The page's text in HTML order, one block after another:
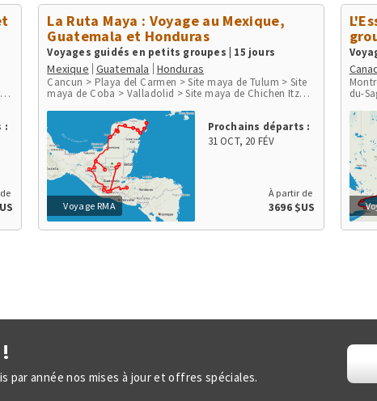
:
La Ruta Maya : Voyage au Mexique,
Guatemala et Honduras
Voyages guidés en petits groupes | 15 jours
Mexique Guatemala Honduras
Cancun > Playa del Carmen > Site maya de Tulum > Site
maya de Coba > Valladolid > Site maya de Chichen Itza >
Palenque > Ville de Palenque > Site maya de Yaxchilan >
Site maya de Bonampak > San Cristobal de las Casas >
San Juan de Chamula > Chichicastenango > Panajachel
> Lac Atitlan > San Juan la Laguna > Antigua >
Guatemala City > Flores > Site maya de Tikal > Site maya
de Copan
Voyage RMA
Prochains départs :
31 OCT, 20 FÉV
À partir de
3696 $US
du-
par année nos mises à jour et offres spéciales.